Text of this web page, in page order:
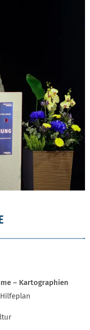
– Kartographien